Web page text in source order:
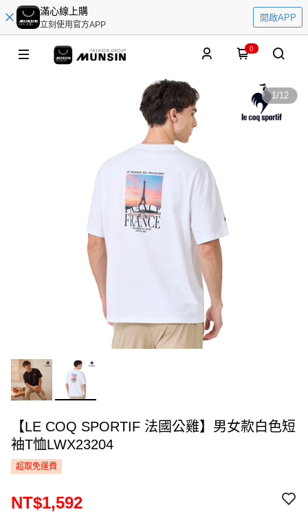
滿心線上購
立刻使用官方APP
開啟APP
0
1/12
【LE COQ SPORTIF 法國公雞】男女款白色短
袖T恤LWX23204
超取免運費
NT$1,592